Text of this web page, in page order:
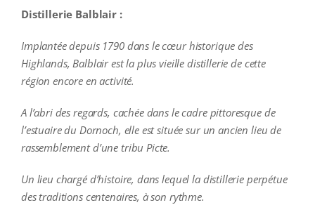
Distillerie Balblair :
Implantée depuis 1790 dans le cœur historique des
Highlands, Balblair est la plus vieille distillerie de cette
région encore en activité.
A l’abri des regards, cachée dans le cadre pittoresque de
l’estuaire du Dornoch, elle est située sur un ancien lieu de
rassemblement d’une tribu Picte.
Un lieu chargé d’histoire, dans lequel la distillerie perpétue
des traditions centenaires, à son rythme.